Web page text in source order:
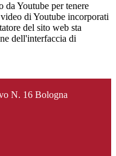
da Youtube per tenere
di Youtube incorporati
del sito web sta
dell'interfaccia di
N. 16 Bologna